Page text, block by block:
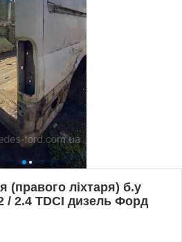
(правого ліхтаря) б.у
/ 2.4 TDCI дизель Форд